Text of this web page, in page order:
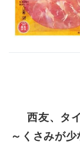
西友、タ
～くさみが